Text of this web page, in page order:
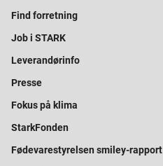
Find forretning
Job i STARK
Leverandørinfo
Presse
Fokus på klima
StarkFonden
Fødevarestyrelsen smiley-rapport